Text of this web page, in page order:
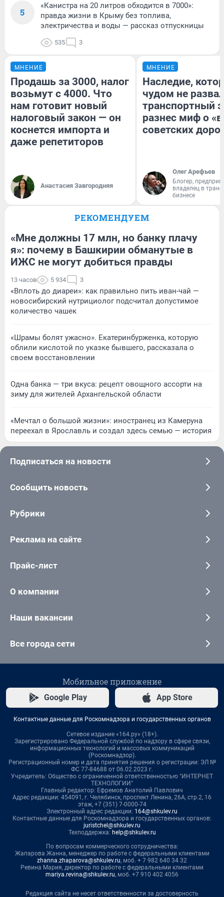
5
«Канистра на 20 литров обходится в 7000»:
правда жизни в Крыму без топлива,
электричества и воды — рассказ отпускницы
535 3
МНЕНИЕ
Продашь за 3000, налог
возьмут с 4000. Что
нам готовит новый
налоговый закон — он
коснется импорта и
даже репетиторов
Анастасия Завгородняя
МНЕНИЕ
Наследие,
чудом не
транспортный
разнес миф о
советских
Олег Арефьев
Блогер,
владелец в
бизнесе
РЕКОМЕНДУЕМ
«Мне должны 17 млн, но банку плачу
я»: почему в Башкирии обманутые в
ИЖС не могут добиться правды
13 часов 5 934 3
«Вплоть до диареи»: как правильно пить иван-чай —
новосибирский нутрициолог подсчитал допустимое
количество чашек
«Шрамы болят ужасно». Екатеринбурженка, которую
облили кислотой по указке бывшего, рассказала о
своем восстановлении
Одна банка — три вкуса: рецепт овощного ассорти на
зиму для жителей Архангельской области
«Мечтал о большой жизни»: иностранец из Камеруна
переехал в Ярославль и создал здесь семью — история
Подписаться на новости
Сообщить новость
Рубрики
Реклама на сайте
Прайс-лист
О компании
Наши вакансии
Все города сети
Мобильное приложение
Google Play App Store
Контактные данные для Роскомнадзора и государственных органов
Сетевое издание «164.ру» (18+).
Зарегистрировано Федеральной службой по надзору в сфере связи,
информационных технологий и массовых коммуникаций
(Роскомнадзор).
Регистрационный номер и дата принятия решения о регистрации: ЭЛ №
ФС 77-84688 от 06.02.2023 г.
Учредитель: Общество с ограниченной ответственностью "ИНТЕРНЕТ
ТЕХНОЛОГИИ"
Главный редактор: Ефремов Анатолий Павлович
Адрес редакции: 454091, г. Челябинск, проспект Ленина, 26А, стр.2, 16
этаж, +7 (351) 7-0000-74
Электронный адрес редакции: 164@shkulev.ru
Контактные данные для Роскомнадзора и государственных органов:
juristchel@shkulev.ru
Техподдержка: help@shkulev.ru
По вопросам коммерческого сотрудничества:
Жапарова Жанна, менеджер по работе с федеральными клиентами
zhanna.zhaparova@shkulev.ru, моб. + 7 982 640 34 32
Ревина Мария, директор по работе с федеральными клиентами
mariya.revina@shkulev.ru, моб. +7 910 402 4056
Редакция сайта не несет ответственности за достоверность